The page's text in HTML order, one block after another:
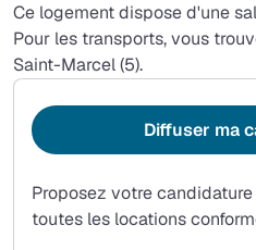
Ce logement dispose d'une
Pour les transports, vous
Saint-Marcel (5).
Proposez votre
toutes les locations
Diffuser ma